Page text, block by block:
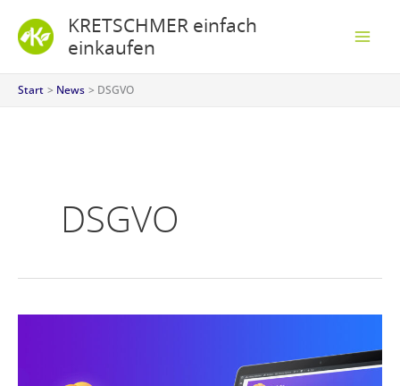
Inhalt
springen
KRETSCHMER einfach
einkaufen
Start News DSGVO
DSGVO
u
c
h